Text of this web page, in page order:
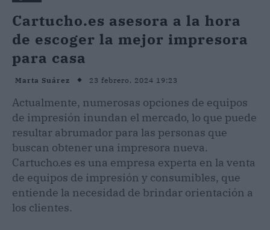
Cartucho.es asesora a la hora
de escoger la mejor impresora
para casa
Marta Suárez 23 febrero, 2024 19:23
Actualmente, numerosas opciones de equipos
de impresión inundan el mercado, lo que puede
resultar abrumador para las personas que
buscan obtener una impresora nueva.
Cartucho.es es una empresa experta en la venta
de equipos de impresión y consumibles, que
entiende la necesidad de brindar orientación a
los clientes.